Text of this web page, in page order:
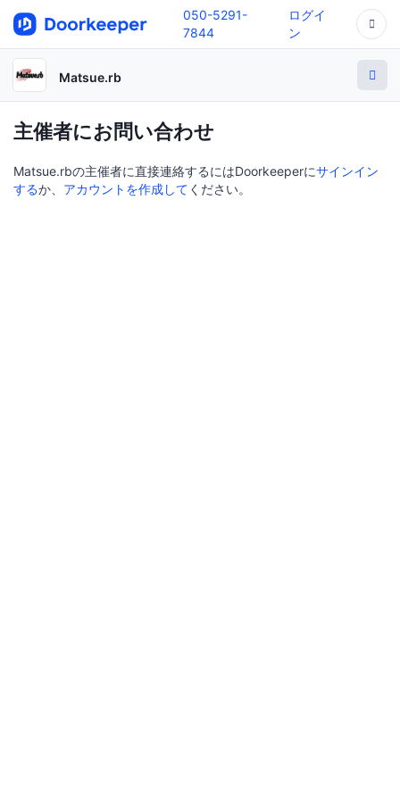
050-5291-
7844
ログイ
ン
Matsue.rb
主催者にお問い合わせ
Matsue.rbの主催者に直接連絡するにはDoorkeeperにサインイン
するか、 アカウントを作成して ください。